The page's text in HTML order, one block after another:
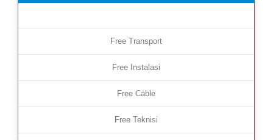
Free Transport
Free Instalasi
Free Cable
Free Teknisi